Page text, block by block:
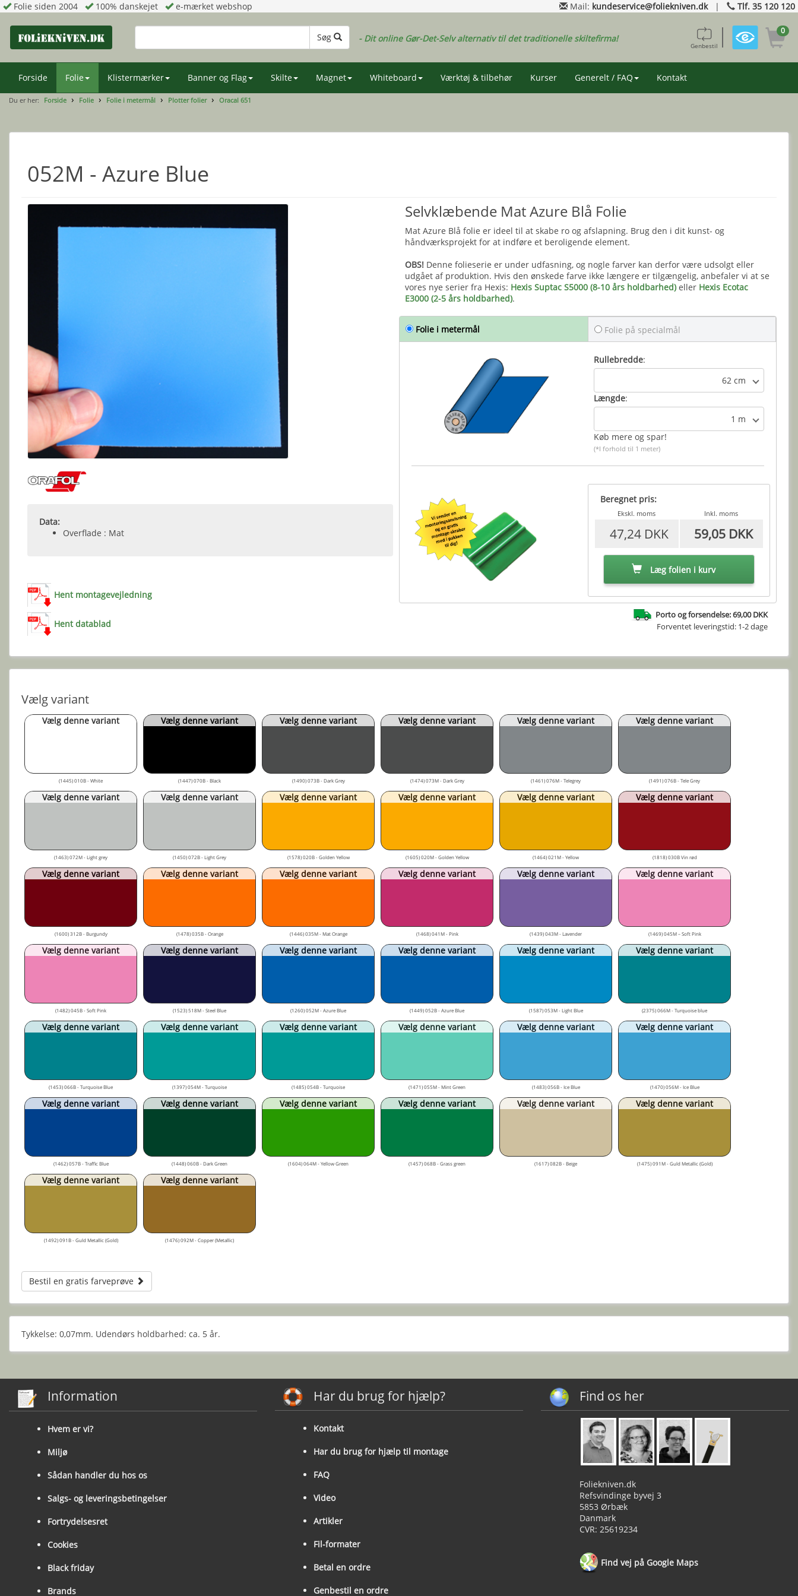
Folie siden 2004 100% danskejet e-mærket webshop Mail: kundeservice@foliekniven.dk| Tlf. 35 120 120
Søg - Dit online Gør-Det-Selv alternativ til det traditionelle skiltefirma!
Genbestil
0
Forside Folie Klistermærker Banner og Flag Skilte Magnet Whiteboard Værktøj & tilbehør Kurser Generelt / FAQ Kontakt
Du er her: Forside Folie Folie i metermål Plotter folier Oracal 651
052M - Azure Blue
Data:
Overflade : Mat
Hent montagevejledning
Hent datablad
Selvklæbende Mat Azure Blå Folie
Mat Azure Blå folie er ideel til at skabe ro og afslapning. Brug den i dit kunst- og
håndværksprojekt for at indføre et beroligende element.
OBS! Denne folieserie er under udfasning, og nogle farver kan derfor være udsolgt eller
udgået af produktion. Hvis den ønskede farve ikke længere er tilgængelig, anbefaler vi at se
vores nye serier fra Hexis: Hexis Suptac S5000 (8-10 års holdbarhed) eller Hexis Ecotac
E3000 (2-5 års holdbarhed).
Folie i metermål Folie på specialmål
Rullebredde:
62 cm
Længde:
1 m
Køb mere og spar!
(*I forhold til 1 meter)
Beregnet pris:
Ekskl. moms Inkl. moms
47,24 DKK 59,05 DKK
Læg folien i kurv
Porto og forsendelse: 69,00 DKK
Forventet leveringstid: 1-2 dage
Vælg variant
Vælg denne variant
(1445) 010B - White
Vælg denne variant
(1447) 070B - Black
Vælg denne variant
(1490) 073B - Dark Grey
Vælg denne variant
(1474) 073M - Dark Grey
Vælg denne variant
(1461) 076M - Telegrey
Vælg denne variant
(1491) 076B - Tele Grey
Vælg denne variant
(1463) 072M - Light grey
Vælg denne variant
(1450) 072B - Light Grey
Vælg denne variant
(1578) 020B - Golden Yellow
Vælg denne variant
(1605) 020M - Golden Yellow
Vælg denne variant
(1464) 021M - Yellow
Vælg denne variant
(1818) 030B Vin rød
Vælg denne variant
(1600) 312B - Burgundy
Vælg denne variant
(1478) 035B - Orange
Vælg denne variant
(1446) 035M - Mat Orange
Vælg denne variant
(1468) 041M - Pink
Vælg denne variant
(1439) 043M - Lavender
Vælg denne variant
(1469) 045M – Soft Pink
Vælg denne variant
(1482) 045B - Soft Pink
Vælg denne variant
(1523) 518M - Steel Blue
Vælg denne variant
(1260) 052M - Azure Blue
Vælg denne variant
(1449) 052B - Azure Blue
Vælg denne variant
(1587) 053M - Light Blue
Vælg denne variant
(2375) 066M - Turquoise blue
Vælg denne variant
(1453) 066B - Turquoise Blue
Vælg denne variant
(1397) 054M - Turquoise
Vælg denne variant
(1485) 054B - Turquoise
Vælg denne variant
(1471) 055M - Mint Green
Vælg denne variant
(1483) 056B - Ice Blue
Vælg denne variant
(1470) 056M - Ice Blue
Vælg denne variant
(1462) 057B - Traffic Blue
Vælg denne variant
(1448) 060B - Dark Green
Vælg denne variant
(1604) 064M - Yellow Green
Vælg denne variant
(1457) 068B - Grass green
Vælg denne variant
(1617) 082B - Beige
Vælg denne variant
(1475) 091M - Guld Metallic (Gold)
Vælg denne variant
(1492) 091B - Guld Metallic (Gold)
Vælg denne variant
(1476) 092M - Copper (Metallic)
Bestil en gratis farveprøve
Tykkelse: 0,07mm. Udendørs holdbarhed: ca. 5 år.
Information
Hvem er vi?
Miljø
Sådan handler du hos os
Salgs- og leveringsbetingelser
Fortrydelsesret
Cookies
Black friday
Brands
Har du brug for hjælp?
Kontakt
Har du brug for hjælp til montage
FAQ
Video
Artikler
Fil-formater
Betal en ordre
Genbestil en ordre
Find os her
Foliekniven.dk
Refsvindinge byvej 3
5853 Ørbæk
Danmark
CVR: 25619234
Find vej på Google Maps